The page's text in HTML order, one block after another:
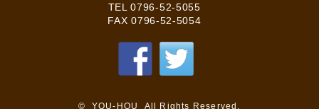
TEL0796-52-5055
FAX 0796-52-5054
© YOU-HOU All Rights Reserved.